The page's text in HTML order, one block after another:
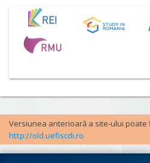
Versiunea anterioară a site-ului poate
http://old.uefiscdi.ro